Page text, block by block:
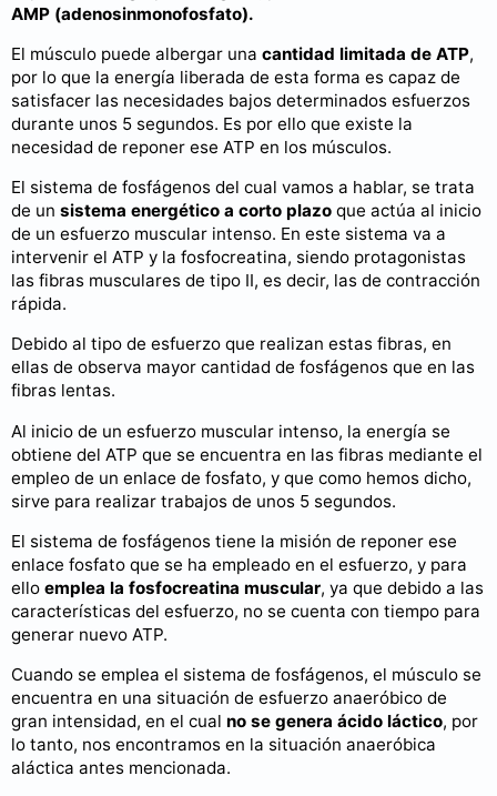
AMP (adenosinmonofosfato).
El músculo puede albergar una cantidad limitada de ATP,
por lo que la energía liberada de esta forma es capaz de
satisfacer las necesidades bajos determinados esfuerzos
durante unos 5 segundos. Es por ello que existe la
necesidad de reponer ese ATP en los músculos.
El sistema de fosfágenos del cual vamos a hablar, se trata
de un sistema energético a corto plazo que actúa al inicio
de un esfuerzo muscular intenso. En este sistema va a
intervenir el ATP y la fosfocreatina, siendo protagonistas
las fibras musculares de tipo II, es decir, las de contracción
rápida.
Debido al tipo de esfuerzo que realizan estas fibras, en
ellas de observa mayor cantidad de fosfágenos que en las
fibras lentas.
Al inicio de un esfuerzo muscular intenso, la energía se
obtiene del ATP que se encuentra en las fibras mediante el
empleo de un enlace de fosfato, y que como hemos dicho,
sirve para realizar trabajos de unos 5 segundos.
El sistema de fosfágenos tiene la misión de reponer ese
enlace fosfato que se ha empleado en el esfuerzo, y para
ello emplea la fosfocreatina muscular, ya que debido a las
características del esfuerzo, no se cuenta con tiempo para
generar nuevo ATP.
Cuando se emplea el sistema de fosfágenos, el músculo se
encuentra en una situación de esfuerzo anaeróbico de
gran intensidad, en el cual no se genera ácido láctico, por
lo tanto, nos encontramos en la situación anaeróbica
aláctica antes mencionada.